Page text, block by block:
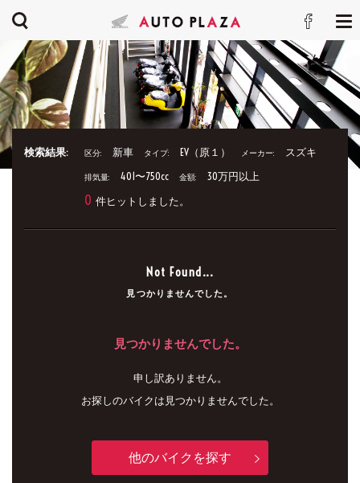
検索結果: 区分: 新車 タイプ: EV（原１） メーカー: スズキ
排気量: 401〜750cc 金額: 30万円以上
0 件ヒットしました。
Not Found...
見つかりませんでした。
見つかりませんでした。
申し訳ありません。
お探しのバイクは見つかりませんでした。
他のバイクを探す